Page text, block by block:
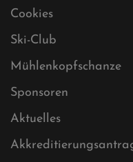
Cookies
Ski-Club
Mühlenkopfschanze
Sponsoren
Aktuelles